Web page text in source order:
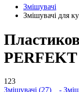
Змішувачі
Змішувачі для
PERFEKT
123
Змішувачі (27)
-